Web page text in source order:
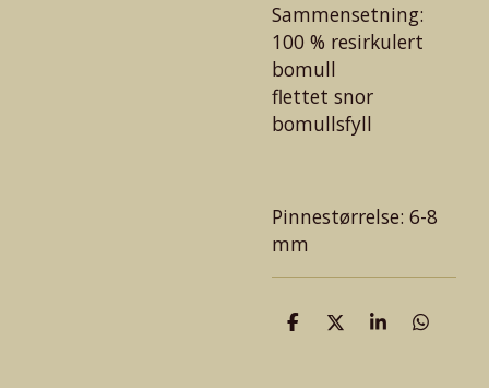
Sammensetning:
100 % resirkulert
bomull
flettet snor
bomullsfyll
Pinnestørrelse: 6-8
mm
D
D
D
D